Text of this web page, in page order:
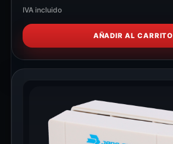
IVA incluido
AÑADIR AL CARRITO